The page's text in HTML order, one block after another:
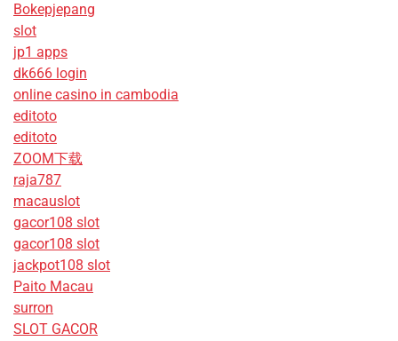
Bokepjepang
slot
jp1 apps
dk666 login
online casino in cambodia
editoto
editoto
ZOOM下载
raja787
macauslot
gacor108 slot
gacor108 slot
jackpot108 slot
Paito Macau
surron
SLOT GACOR